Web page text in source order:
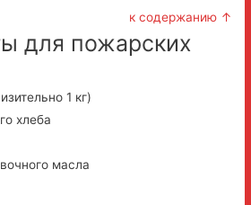
к содержанию ↑
для пожарских
1 кг)
хлеба
масла